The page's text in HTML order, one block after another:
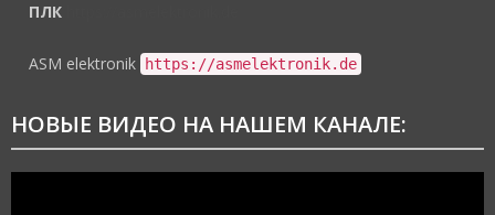
ПЛК
ASM elektronik https://asmelektronik.de
НОВЫЕ ВИДЕО НА НАШЕМ КАНАЛЕ: